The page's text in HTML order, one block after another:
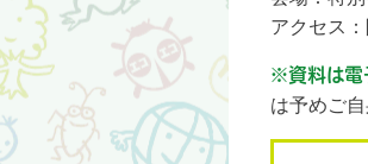
アクセス
※資料は電
は予めご